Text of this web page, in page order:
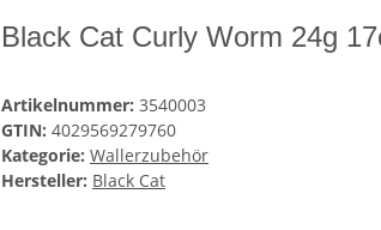
Black Cat Curly Worm 24g
Artikelnummer: 3540003
GTIN: 4029569279760
Kategorie: Wallerzubehör
Hersteller: Black Cat